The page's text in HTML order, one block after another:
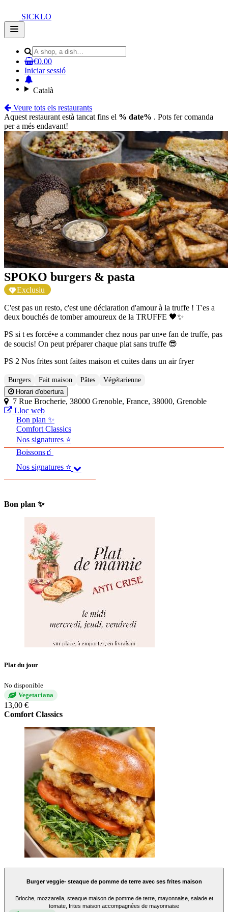
SICKLO
Open
main
€0.00
Iniciar sessió
Català
Veure tots els restaurants
Aquest restaurant està tancat fins el % date% . Pots fer comanda
per a més endavant!
SPOKO burgers & pasta
Exclusiu
C'est pas un resto, c'est une déclaration d'amour à la truffe ! T'es a
deux bouchés de tomber amoureux de la TRUFFE 🖤✨
PS si t es forcé•e a commander chez nous par un•e fan de truffe, pas
de soucis! On peut préparer chaque plat sans truffe 😎
PS 2 Nos frites sont faites maison et cuites dans un air fryer
Burgers Fait maison Pâtes
Végétarienne
Horari d'obertura
7 Rue Brocherie, 38000 Grenoble, France, 38000, Grenoble
Lloc web
Bon plan ✨
Comfort Classics
Nos signatures ⭐
Boissons🧃
Nos signatures ⭐
Bon plan ✨
Plat du jour
No disponible
Vegetariana
13,00 €
Comfort Classics
Burger veggie- steaque de pomme de terre avec ses frites maison
Brioche, mozzarella, steaque maison de pomme de terre, mayonnaise, salade et
tomate, frites maison accompagnées de mayonnaise